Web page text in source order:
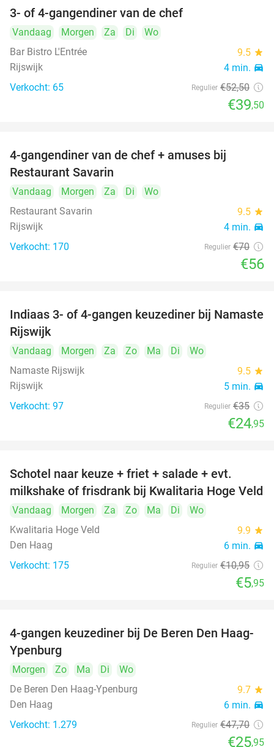
3- of 4-gangendiner van de chef
Vandaag Morgen Za Di
Wo
Bar Bistro L'Entrée
9.5 star
Rijswijk 4 min. directions_car
Verkocht: 65 Regulier €52,50
€39,50
4-gangendiner van de chef + amuses bij
Restaurant Savarin
Vandaag Morgen Za Di
Wo
Restaurant Savarin
9.5 star
Rijswijk 4 min. directions_car
Verkocht: 170 Regulier €70
€56
29%
Indiaas 3- of 4-gangen keuzediner bij Namaste
Rijswijk
Vandaag Morgen Za Zo Ma Di
Wo
Namaste Rijswijk
9.5 star
Rijswijk 5 min. directions_car
Verkocht: 97 Regulier €35
€24,95
Schotel naar keuze + friet + salade + evt.
milkshake of frisdrank bij Kwalitaria Hoge Veld
Vandaag Morgen Za Zo Ma Di
Wo
Kwalitaria Hoge Veld
9.9 star
Den Haag 6 min. directions_car
Verkocht: 175 Regulier €10,95
€5,95
46%
4-gangen keuzediner bij De Beren Den Haag-
Ypenburg
Morgen Zo Ma Di
Wo
De Beren Den Haag-Ypenburg
9.7 star
Den Haag 6 min. directions_car
Verkocht: 1.279 Regulier €47,70
€25,95